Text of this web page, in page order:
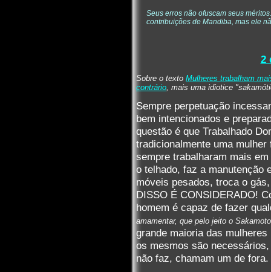
Seus erros não ofuscam seus
contribuições de Mandiba, mas ele
2
Sobre o texto Mulheres trabalham
contrário, mais uma idiotice
Sempre perpetuação
bem intencionados e
questão é que Trabalhado
tradicionalmente uma
sempre trabalharam mais
o telhado, faz a manutenção
móveis pesados, troca o
DISSO É CONSIDERADO!
homem é capaz de fazer
amamentar, que pelo jeito o
grande maioria das
os mesmos são
não faz, chamam um de fora.